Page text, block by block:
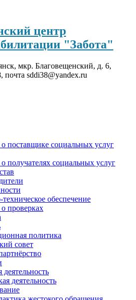
центр
"Забота"
мкр. Благовещенский, д. 6,
почта sddi38@yandex.ru
поставщике социальных услуг
получателях социальных услуг
обеспечение
проверках
политика
совет
деятельность